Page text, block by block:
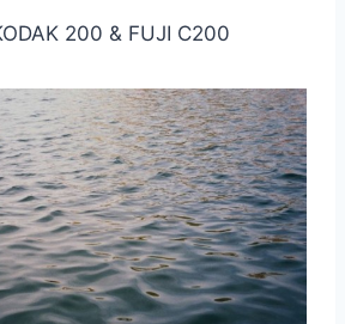
200 & FUJI C200